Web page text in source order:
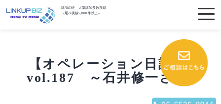
講演の匠 人気講師多数在籍
～延べ実績5,000件以上～
【オペレーション日記】
vol.187 ～石井修一さん